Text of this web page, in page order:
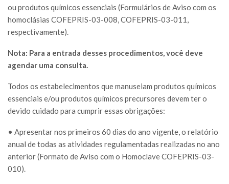
ou produtos químicos essenciais (Formulários de Aviso com os
homoclásias COFEPRIS-03-008, COFEPRIS-03-011,
respectivamente).
Nota: Para a entrada desses procedimentos, você deve
agendar uma consulta.
Todos os estabelecimentos que manuseiam produtos químicos
essenciais e/ou produtos químicos precursores devem ter o
devido cuidado para cumprir essas obrigações:
• Apresentar nos primeiros 60 dias do ano vigente, o relatório
anual de todas as atividades regulamentadas realizadas no ano
anterior (Formato de Aviso com o Homoclave COFEPRIS-03-
010).